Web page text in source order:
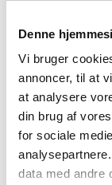
Denne
Vi bruger
annoncer, til at
at analysere
din brug af
for sociale
data med andre
Navn*
Firma*